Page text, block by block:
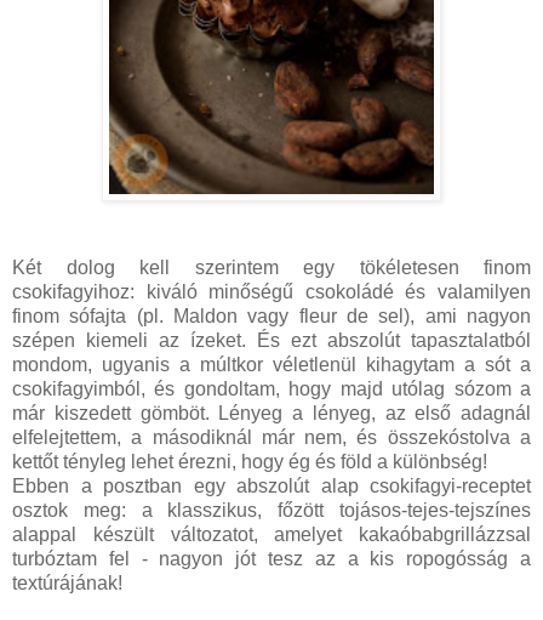
Két dolog kell szerintem egy tökéletesen finom
csokifagyihoz: kiváló minőségű csokoládé és valamilyen
finom sófajta (pl. Maldon vagy fleur de sel), ami nagyon
szépen kiemeli az ízeket. És ezt abszolút tapasztalatból
mondom, ugyanis a múltkor véletlenül kihagytam a sót a
csokifagyimból, és gondoltam, hogy majd utólag sózom a
már kiszedett gömböt. Lényeg a lényeg, az első adagnál
elfelejtettem, a másodiknál már nem, és összekóstolva a
kettőt tényleg lehet érezni, hogy ég és föld a különbség!
Ebben a posztban egy abszolút alap csokifagyi-receptet
osztok meg: a klasszikus, főzött tojásos-tejes-tejszínes
alappal készült változatot, amelyet kakaóbabgrillázzsal
turbóztam fel - nagyon jót tesz az a kis ropogósság a
textúrájának!